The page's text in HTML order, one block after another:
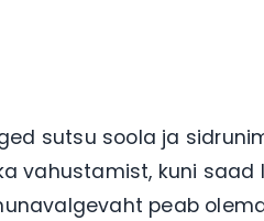
sutsu soola ja
vahustamist, kuni
peab